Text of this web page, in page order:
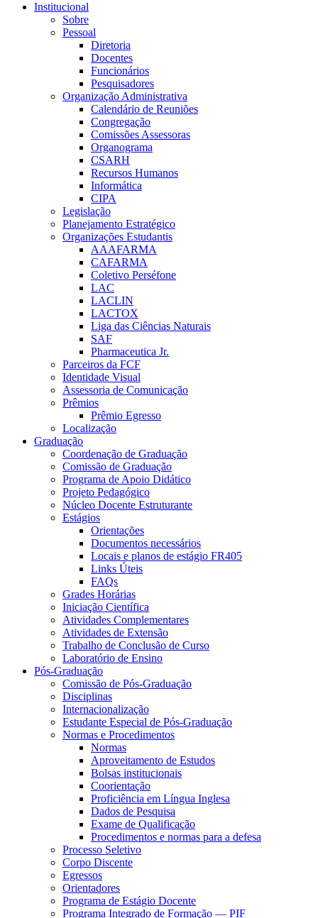
Institucional
Sobre
Pessoal
Diretoria
Docentes
Funcionários
Pesquisadores
Organização Administrativa
Calendário de Reuniões
Congregação
Comissões Assessoras
Organograma
CSARH
Recursos Humanos
Informática
CIPA
Legislação
Planejamento Estratégico
Organizações Estudantis
AAAFARMA
CAFARMA
Coletivo Perséfone
LAC
LACLIN
LACTOX
Liga das Ciências Naturais
SAF
Pharmaceutica Jr.
Parceiros da FCF
Identidade Visual
Assessoria de Comunicação
Prêmios
Prêmio Egresso
Localização
Graduação
Coordenação de Graduação
Comissão de Graduação
Programa de Apoio Didático
Projeto Pedagógico
Núcleo Docente Estruturante
Estágios
Orientações
Documentos necessários
Locais e planos de estágio FR405
Links Úteis
FAQs
Grades Horárias
Iniciação Científica
Atividades Complementares
Atividades de Extensão
Trabalho de Conclusão de Curso
Laboratório de Ensino
Pós-Graduação
Comissão de Pós-Graduação
Disciplinas
Internacionalização
Estudante Especial de Pós-Graduação
Normas e Procedimentos
Normas
Aproveitamento de Estudos
Bolsas institucionais
Coorientação
Proficiência em Língua Inglesa
Dados de Pesquisa
Exame de Qualificação
Procedimentos e normas para a defesa
Processo Seletivo
Corpo Discente
Egressos
Orientadores
Programa de Estágio Docente
Programa Integrado de Formação — PIF